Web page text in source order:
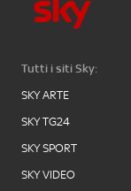
Tutti i siti Sky:
SKY ARTE
SKY TG24
SKY SPORT
SKY VIDEO